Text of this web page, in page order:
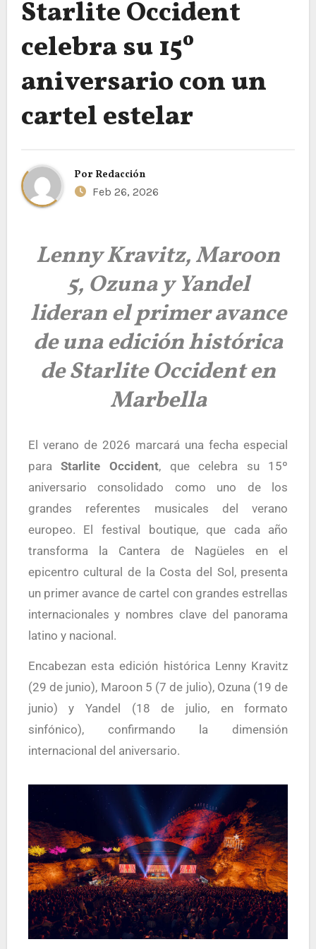
Starlite Occident
celebra su 15º
aniversario con un
cartel estelar
Por Redacción
Feb 26, 2026
Lenny Kravitz, Maroon
5, Ozuna y Yandel
lideran el primer avance
de una edición histórica
de Starlite Occident en
Marbella
El verano de 2026 marcará una fecha especial
paraStarlite Occident, que celebra su 15º
aniversario consolidado como uno de los
grandes referentes musicales del verano
europeo. El festival boutique, que cada año
transforma la Cantera de Nagüeles en el
epicentro cultural de la Costa del Sol, presenta
un primer avance de cartel con grandes estrellas
internacionales y nombres clave del panorama
latino y nacional.
Encabezan esta edición histórica Lenny Kravitz
(29 de junio), Maroon 5 (7 de julio), Ozuna(19 de
junio) yYandel
(18 de julio, en formato
sinfónico), confirmando la dimensión
internacional del aniversario.